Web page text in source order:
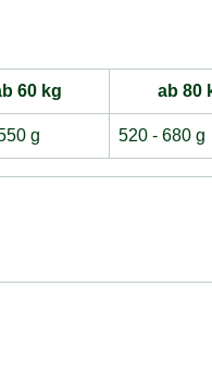
60 kg ab 80
g 520 - 680 g